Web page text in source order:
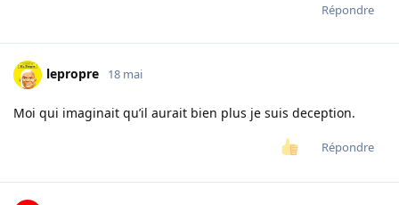
Répondre
lepropre 18 mai
Moi qui imaginait qu’il aurait bien plus je suis deception.
Répondre